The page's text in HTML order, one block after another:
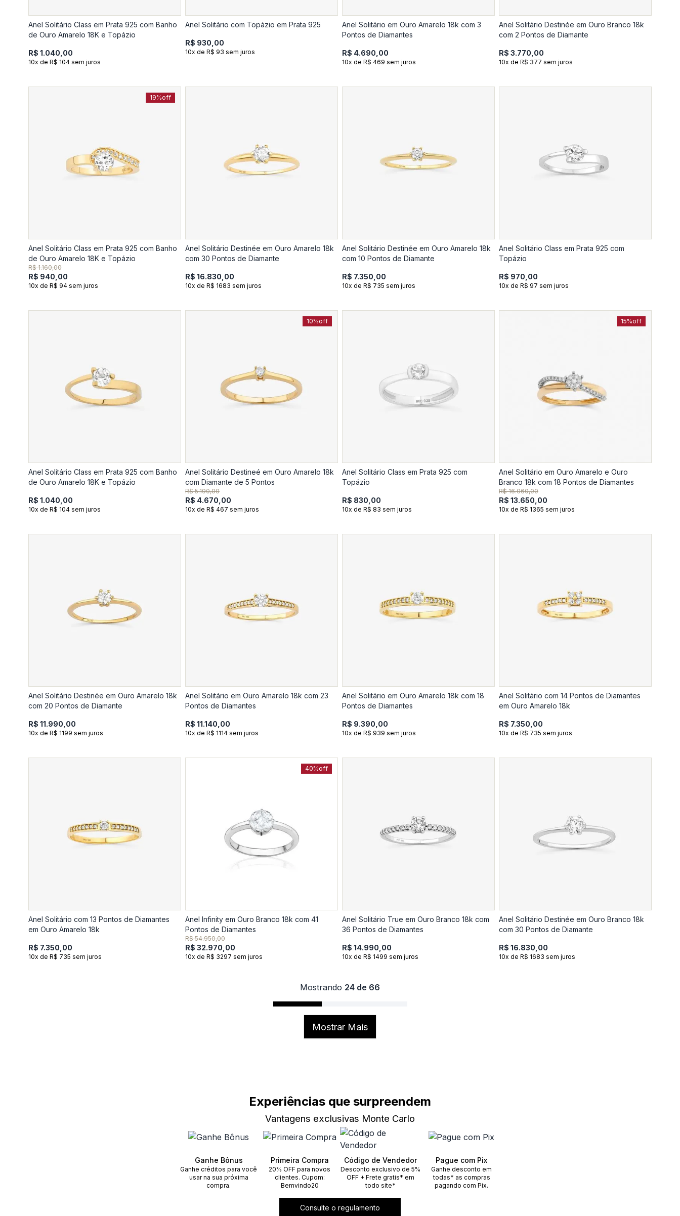
Anel Solitário Class em Prata 925 com Banho
de Ouro Amarelo 18K e Topázio
R$ 1.040,00
10x de R$ 104 sem juros
Anel Solitário com Topázio em Prata 925
R$ 930,00
10x de R$ 93 sem juros
Anel Solitário em Ouro Amarelo 18k com 3
Pontos de Diamantes
R$ 4.690,00
10x de R$ 469 sem juros
Anel Solitário Destinée em Ouro Branco 18k
com 2 Pontos de Diamante
R$ 3.770,00
10x de R$ 377 sem juros
19%off
Anel Solitário Class em Prata 925 com Banho
de Ouro Amarelo 18K e Topázio
R$ 1.160,00
R$ 940,00
10x de R$ 94 sem juros
Anel Solitário Destinée em Ouro Amarelo 18k
com 30 Pontos de Diamante
R$ 16.830,00
10x de R$ 1683 sem juros
Anel Solitário Destinée em Ouro Amarelo 18k
com 10 Pontos de Diamante
R$ 7.350,00
10x de R$ 735 sem juros
Anel Solitário Class em Prata 925 com
Topázio
R$ 970,00
10x de R$ 97 sem juros
Anel Solitário Class em Prata 925 com Banho
de Ouro Amarelo 18K e Topázio
R$ 1.040,00
10x de R$ 104 sem juros
10%off
Anel Solitário Destineé em Ouro Amarelo 18k
com Diamante de 5 Pontos
R$ 5.190,00
R$ 4.670,00
10x de R$ 467 sem juros
Anel Solitário Class em Prata 925 com
Topázio
R$ 830,00
10x de R$ 83 sem juros
15%off
Anel Solitário em Ouro Amarelo e Ouro
Branco 18k com 18 Pontos de Diamantes
R$ 16.060,00
R$ 13.650,00
10x de R$ 1365 sem juros
Anel Solitário Destinée em Ouro Amarelo 18k
com 20 Pontos de Diamante
R$ 11.990,00
10x de R$ 1199 sem juros
Anel Solitário em Ouro Amarelo 18k com 23
Pontos de Diamantes
R$ 11.140,00
10x de R$ 1114 sem juros
Anel Solitário em Ouro Amarelo 18k com 18
Pontos de Diamantes
R$ 9.390,00
10x de R$ 939 sem juros
Anel Solitário com 14 Pontos de Diamantes
em Ouro Amarelo 18k
R$ 7.350,00
10x de R$ 735 sem juros
Anel Solitário com 13 Pontos de Diamantes
em Ouro Amarelo 18k
R$ 7.350,00
10x de R$ 735 sem juros
40%off
Anel Infinity em Ouro Branco 18k com 41
Pontos de Diamantes
R$ 54.950,00
R$ 32.970,00
10x de R$ 3297 sem juros
Anel Solitário True em Ouro Branco 18k com
36 Pontos de Diamantes
R$ 14.990,00
10x de R$ 1499 sem juros
Anel Solitário Destinée em Ouro Branco 18k
com 30 Pontos de Diamante
R$ 16.830,00
10x de R$ 1683 sem juros
Mostrando 24 de 66
Mostrar Mais
Experiências que surpreendem
Vantagens exclusivas Monte Carlo
Ganhe Bônus
Ganhe créditos para você
usar na sua próxima
compra.
Primeira Compra
20% OFF para novos
clientes. Cupom:
Bemvindo20
Código de Vendedor
Desconto exclusivo de 5%
OFF + Frete gratis* em
todo site*
Pague com Pix
Ganhe desconto em
todas* as compras
pagando com Pix.
Consulte o regulamento